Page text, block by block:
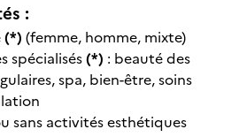
:
(*) (femme, homme, mixte)
spécialisés(*) : beauté des
spa, bien-être, soins
sans activités esthétiques